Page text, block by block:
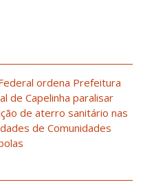
ordena Prefeitura
de Capelinha paralisar
de aterro sanitário nas
de Comunidades